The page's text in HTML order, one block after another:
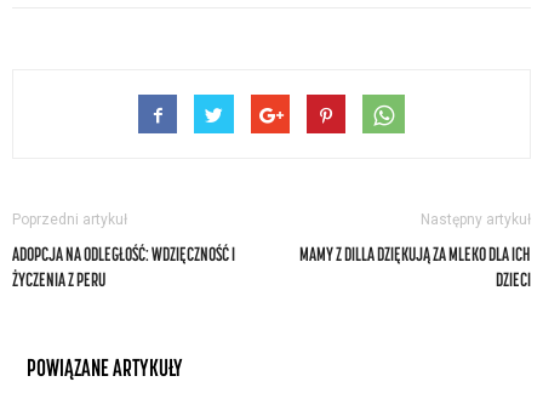
Poprzedni artykuł
ADOPCJA NA ODLEGŁOŚĆ: WDZIĘCZNOŚĆ I
ŻYCZENIA Z PERU
Następny artykuł
MAMY Z DILLA DZIĘKUJĄ ZA MLEKO DLA ICH
DZIECI
POWIĄZANE ARTYKUŁY